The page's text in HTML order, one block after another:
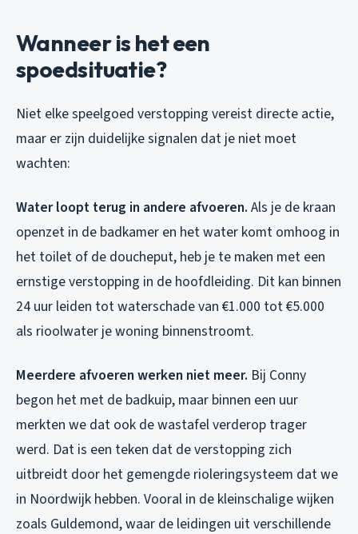
Wanneer is het een
spoedsituatie?
Niet elke speelgoed verstopping vereist directe actie,
maar er zijn duidelijke signalen dat je niet moet
wachten:
Water loopt terug in andere afvoeren. Als je de kraan
openzet in de badkamer en het water komt omhoog in
het toilet of de doucheput, heb je te maken met een
ernstige verstopping in de hoofdleiding. Dit kan binnen
24 uur leiden tot waterschade van €1.000 tot €5.000
als rioolwater je woning binnenstroomt.
Meerdere afvoeren werken niet meer. Bij Conny
begon het met de badkuip, maar binnen een uur
merkten we dat ook de wastafel verderop trager
werd. Dat is een teken dat de verstopping zich
uitbreidt door het gemengde rioleringsysteem dat we
in Noordwijk hebben. Vooral in de kleinschalige wijken
zoals Guldemond, waar de leidingen uit verschillende